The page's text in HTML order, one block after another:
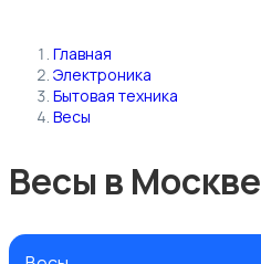
Главная
Электроника
Бытовая техника
Весы
Весы в Москве